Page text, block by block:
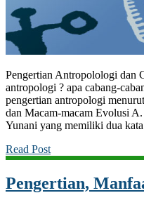
Pengertian Antropolologi dan
antropologi ? apa cabang-
pengertian antropologi
dan Macam-macam Evolusi
Yunani yang memiliki dua
Read Post
Pengertian,